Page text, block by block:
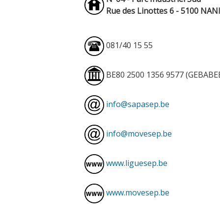
Rue des Linottes 6 - 5100
081/40 15 55
BE80 2500 1356 9577
info@sapasep.be
info@movesep.be
www.liguesep.be
www.movesep.be